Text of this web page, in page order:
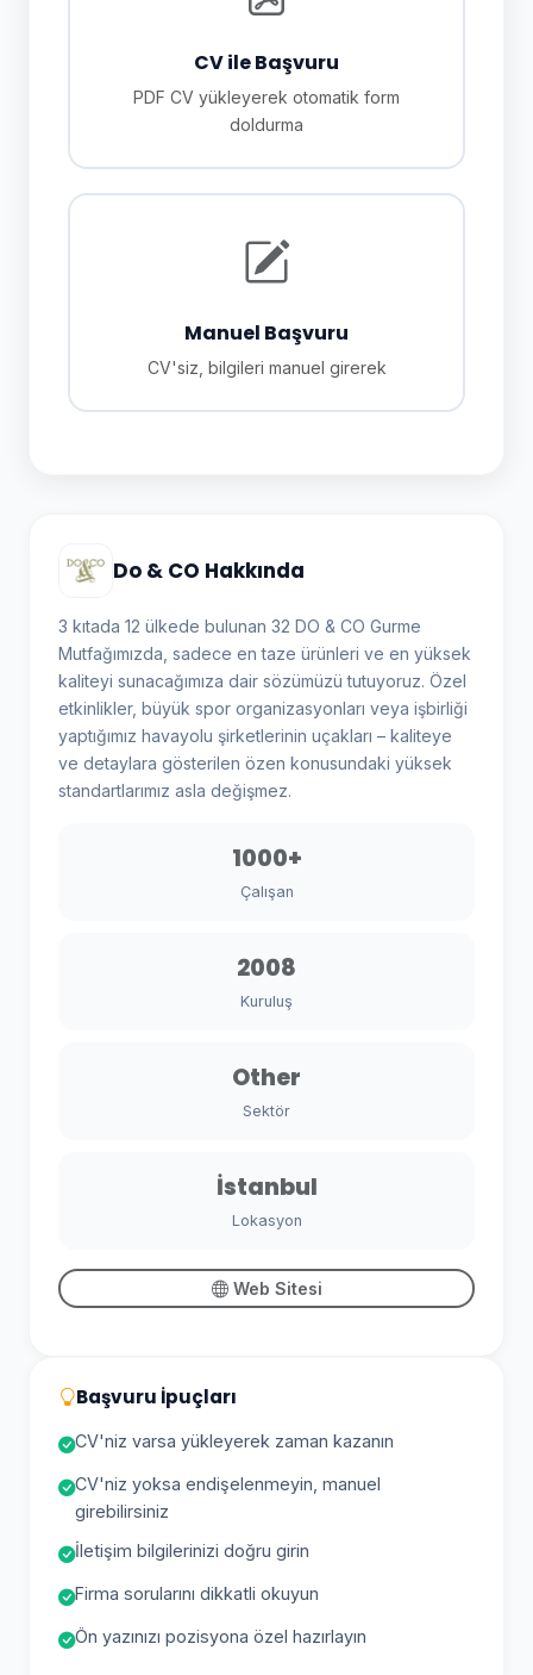
CV ile Başvuru
PDF CV yükleyerek otomatik form
doldurma
Manuel Başvuru
CV'siz, bilgileri manuel girerek
Do & CO Hakkında
3 kıtada 12 ülkede bulunan 32 DO & CO Gurme
Mutfağımızda, sadece en taze ürünleri ve en yüksek
kaliteyi sunacağımıza dair sözümüzü tutuyoruz. Özel
etkinlikler, büyük spor organizasyonları veya işbirliği
yaptığımız havayolu şirketlerinin uçakları – kaliteye
ve detaylara gösterilen özen konusundaki yüksek
standartlarımız asla değişmez.
1000+
Çalışan
2008
Kuruluş
Other
Sektör
İstanbul
Lokasyon
Web Sitesi
Başvuru İpuçları
CV'niz varsa yükleyerek zaman kazanın
CV'niz yoksa endişelenmeyin, manuel
girebilirsiniz
İletişim bilgilerinizi doğru girin
Firma sorularını dikkatli okuyun
Ön yazınızı pozisyona özel hazırlayın